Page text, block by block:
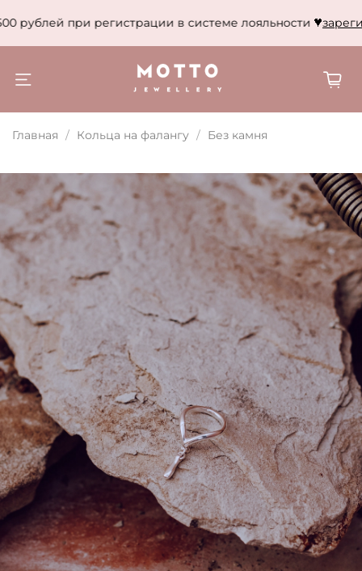
рублей при регистрации в системе лояльности
Главная Кольца на фалангу Без камня